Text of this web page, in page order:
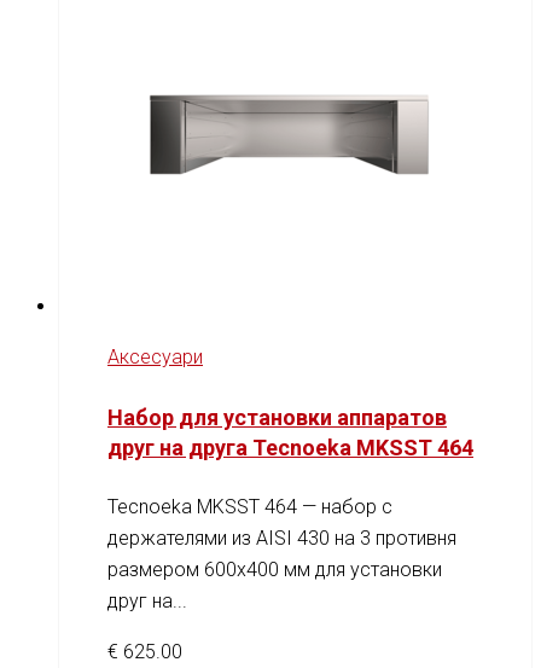
Аксесуари
Набор для установки аппаратов
друг на друга Tecnoeka MKSST 464
Tecnoeka MKSST 464 — набор с
держателями из AISI 430 на 3 противня
размером 600x400 мм для установки
друг на...
€ 625.00